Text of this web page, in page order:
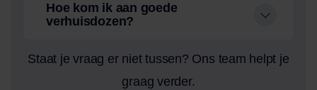
Hoe kom ik aan goede
verhuisdozen?
Staat je vraag er niet tussen? Ons team helpt je
graag verder.